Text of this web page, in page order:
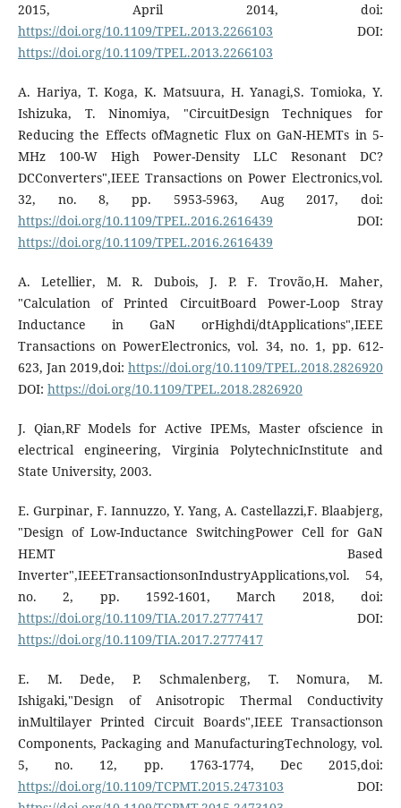
2015, April 2014, doi:
https://doi.org/10.1109/TPEL.2013.2266103 DOI:
https://doi.org/10.1109/TPEL.2013.2266103
A. Hariya, T. Koga, K. Matsuura, H. Yanagi,S. Tomioka, Y.
Ishizuka, T. Ninomiya, "CircuitDesign Techniques for
Reducing the Effects ofMagnetic Flux on GaN-HEMTs in 5-
MHz 100-W High Power-Density LLC Resonant DC?
DCConverters",IEEE Transactions on Power Electronics,vol.
32, no. 8, pp. 5953-5963, Aug 2017, doi:
https://doi.org/10.1109/TPEL.2016.2616439 DOI:
https://doi.org/10.1109/TPEL.2016.2616439
A. Letellier, M. R. Dubois, J. P. F. Trovão,H. Maher,
"Calculation of Printed CircuitBoard Power-Loop Stray
Inductance in GaN orHighdi/dtApplications",IEEE
Transactions on PowerElectronics, vol. 34, no. 1, pp. 612-
623, Jan 2019,doi:https://doi.org/10.1109/TPEL.2018.2826920
DOI: https://doi.org/10.1109/TPEL.2018.2826920
J. Qian,RF Models for Active IPEMs, Master ofscience in
electrical engineering, Virginia PolytechnicInstitute and
State University, 2003.
E. Gurpinar, F. Iannuzzo, Y. Yang, A. Castellazzi,F. Blaabjerg,
"Design of Low-Inductance SwitchingPower Cell for GaN
HEMT Based
Inverter",IEEETransactionsonIndustryApplications,vol. 54,
no. 2, pp. 1592-1601, March 2018, doi:
https://doi.org/10.1109/TIA.2017.2777417 DOI:
https://doi.org/10.1109/TIA.2017.2777417
E. M. Dede, P. Schmalenberg, T. Nomura, M.
Ishigaki,"Design of Anisotropic Thermal Conductivity
inMultilayer Printed Circuit Boards",IEEE Transactionson
Components, Packaging and ManufacturingTechnology, vol.
5, no. 12, pp. 1763-1774, Dec 2015,doi:
https://doi.org/10.1109/TCPMT.2015.2473103 DOI: